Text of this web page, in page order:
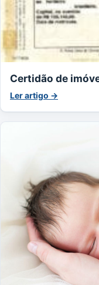
Certidão de
Ler artigo →